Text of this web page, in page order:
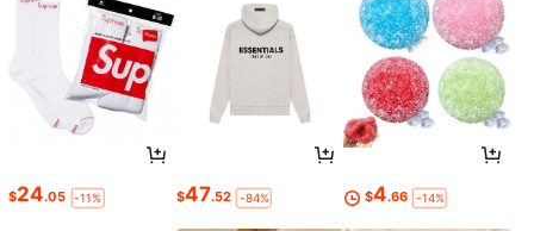
$24.05 -11% $47.52 -84% $4.66 -14%